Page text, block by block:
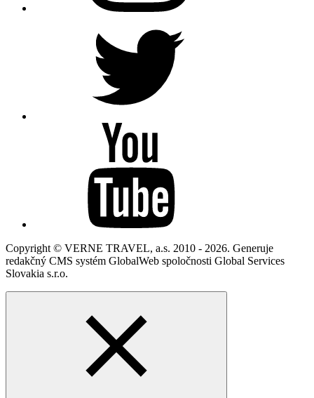
Copyright © VERNE TRAVEL, a.s. 2010 - 2026. Generuje
redakčný CMS systém GlobalWeb spoločnosti Global Services
Slovakia s.r.o.